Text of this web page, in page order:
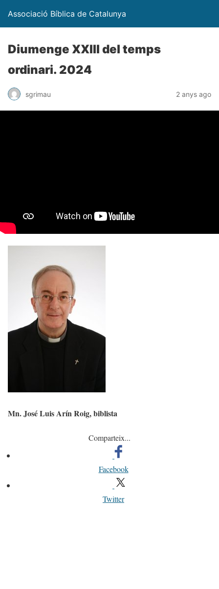
Associació Bíblica de Catalunya
Diumenge XXIII del temps
ordinari. 2024
sgrimau 2 anys ago
Mn. José Luis Arín Roig, biblista
Comparteix...
Facebook
Twitter